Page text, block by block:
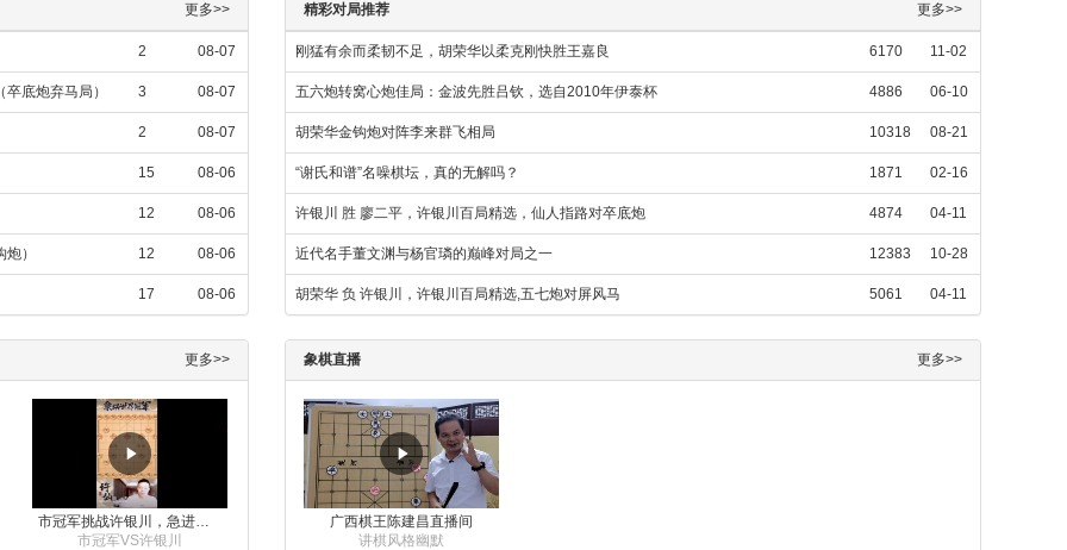
更多>>
2 08-07
底炮弃马局） 3 08-07
2 08-07
15 08-06
12 08-06
） 12 08-06
17 08-06
精彩对局推荐 更多>>
刚猛有余而柔韧不足，胡荣华以柔克刚快胜王嘉良 6170 11-02
五六炮转窝心炮佳局：金波先胜吕钦，选自2010年伊泰杯 4886 06-10
胡荣华金钩炮对阵李来群飞相局 10318 08-21
“谢氏和谱”名噪棋坛，真的无解吗？ 1871 02-16
许银川 胜 廖二平，许银川百局精选，仙人指路对卒底炮 4874 04-11
近代名手董文渊与杨官璘的巅峰对局之一 12383 10-28
胡荣华 负 许银川，许银川百局精选,五七炮对屏风马 5061 04-11
更多>>
市冠军VS许银川
象棋直播 更多>>
广西棋王陈建昌直播间
讲棋风格幽默